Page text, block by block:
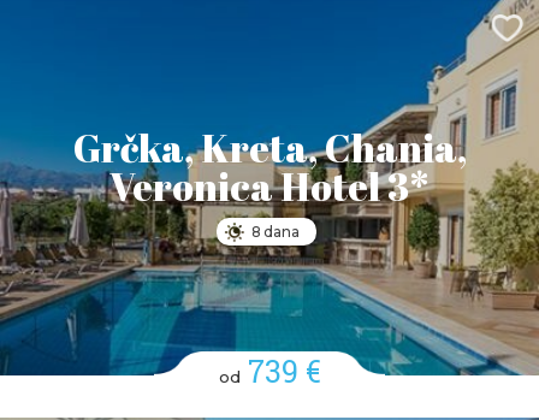
Grčka, Kreta, Chania,
Veronica Hotel 3*
8 dana
od 739 €